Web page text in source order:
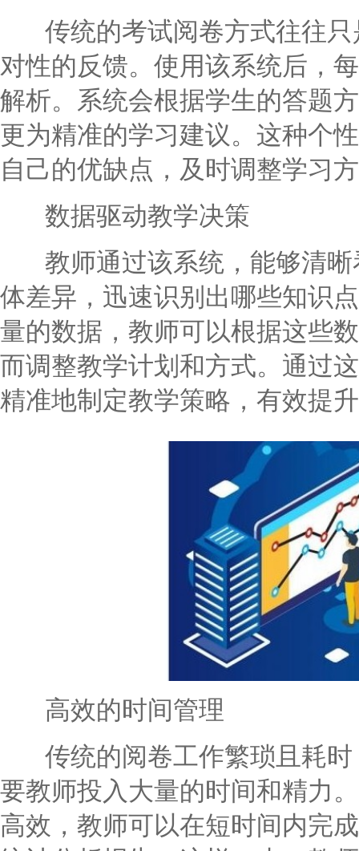
传统的考试阅卷方式往往只
对性的反馈。使用该系统后，
解析。系统会根据学生的答题
更为精准的学习建议。这种个
自己的优缺点，及时调整学习
数据驱动教学决策
教师通过该系统，能够清晰
体差异，迅速识别出哪些知识
量的数据，教师可以根据这些
而调整教学计划和方式。通过
精准地制定教学策略，有效提
高效的时间管理
传统的阅卷工作繁琐且耗时
要教师投入大量的时间和精力
高效，教师可以在短时间内完